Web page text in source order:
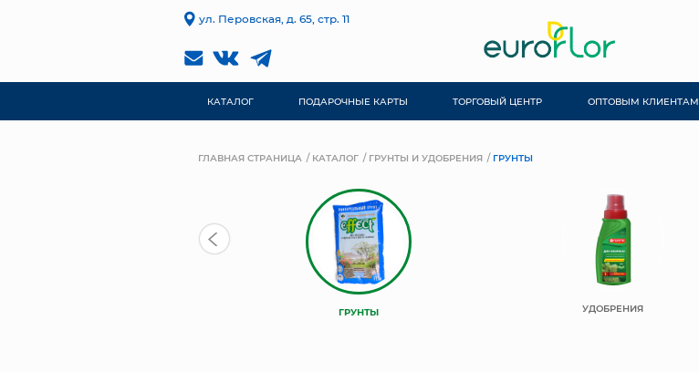
ул. Перовская, д. 65, стр. 11
КАТАЛОГ ПОДАРОЧНЫЕ КАРТЫ ТОРГОВЫЙ ЦЕНТР ОПТОВЫМ КЛИЕНТАМ
ГЛАВНАЯ СТРАНИЦА КАТАЛОГ ГРУНТЫ И УДОБРЕНИЯ ГРУНТЫ
ГРУНТЫ УДОБРЕНИЯ